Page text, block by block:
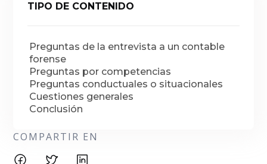
TIPO DE CONTENIDO
Preguntas de la entrevista a un contable
forense
Preguntas por competencias
Preguntas conductuales o situacionales
Cuestiones generales
Conclusión
COMPARTIR EN